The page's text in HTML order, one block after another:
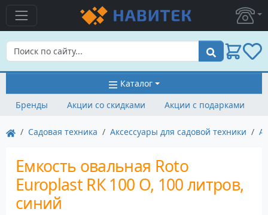
Поиск
Каталог
Бренды
Акции со скидками Акции с подарками
Садовая техника Аксессуары для садовой техники
Емкость овальная Roto
Europlast RК 100 О, 100 литров,
синий